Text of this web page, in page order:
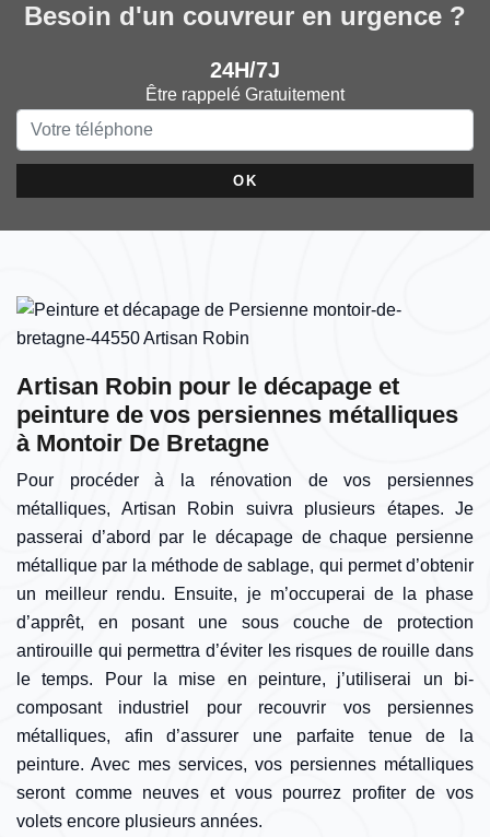
Besoin d'un couvreur en urgence ?
24H/7J
Être rappelé Gratuitement
Artisan Robin pour le décapage et
peinture de vos persiennes métalliques
à Montoir De Bretagne
Pour procéder à la rénovation de vos persiennes
métalliques, Artisan Robin suivra plusieurs étapes. Je
passerai d’abord par le décapage de chaque persienne
métallique par la méthode de sablage, qui permet d’obtenir
un meilleur rendu. Ensuite, je m’occuperai de la phase
d’apprêt, en posant une sous couche de protection
antirouille qui permettra d’éviter les risques de rouille dans
le temps. Pour la mise en peinture, j’utiliserai un bi-
composant industriel pour recouvrir vos persiennes
métalliques, afin d’assurer une parfaite tenue de la
peinture. Avec mes services, vos persiennes métalliques
seront comme neuves et vous pourrez profiter de vos
volets encore plusieurs années.